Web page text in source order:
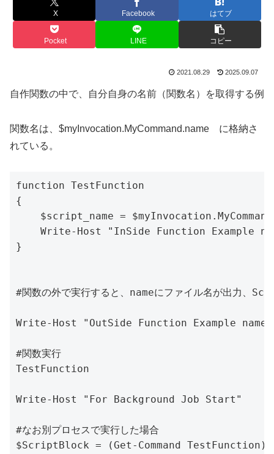
X Facebook はてブ
Pocket LINE コピー
2021.08.29 2025.09.07
自作関数の中で、自分自身の名前（関数名）を取得する例
関数名は、$myInvocation.MyCommand.name に格納さ
れている。
function TestFunction
{
$script_name =
Write-Host "InSide Function Example
}
#関数の外で実行すると、nameにファイル名が出力、
Write-Host "OutSide Function Example
#関数実行
TestFunction
Write-Host "For Background Job Start"
#なお別プロセスで実行した場合
$ScriptBlock = (Get-Command